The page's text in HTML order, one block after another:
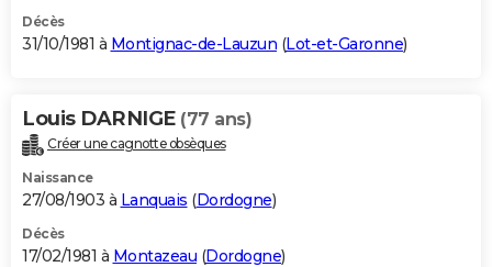
Décès
31/10/1981 à Montignac-de-Lauzun (Lot-et-Garonne)
Louis DARNIGE (77 ans)
Créer une cagnotte obsèques
Naissance
27/08/1903 à Lanquais (Dordogne)
Décès
17/02/1981 à Montazeau (Dordogne)